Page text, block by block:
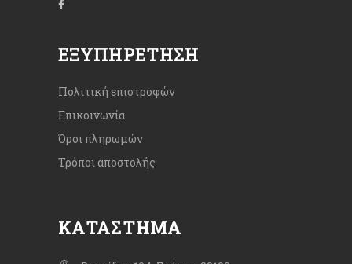
ΕΞΥΠΗΡΈΤΗΣΗ
Πολιτική επιστροφών
Επικοινωνία
Όροι πληρωμών
Τρόποι αποστολής
ΚΑΤΆΣΤΗΜΑ